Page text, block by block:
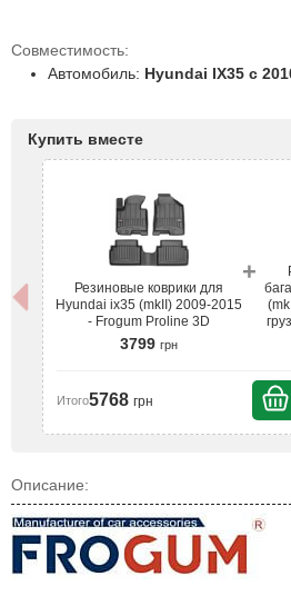
Совместимость:
Автомобиль: Hyundai IX35 с
Купить вместе
Резиновые коврики для
Hyundai ix35 (mkII) 2009-2015
- Frogum Proline 3D
3799 грн
+
Итого5768 грн
Описание: